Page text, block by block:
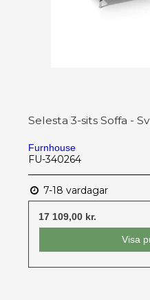
Selesta 3-sits Soffa -
Furnhouse
FU-340264
7-18 vardagar
17 109,00 kr.
Visa